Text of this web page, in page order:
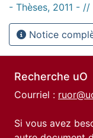
- Thèses, 2011 - //
Notice
Recherche uO
Courriel :
Si vous avez